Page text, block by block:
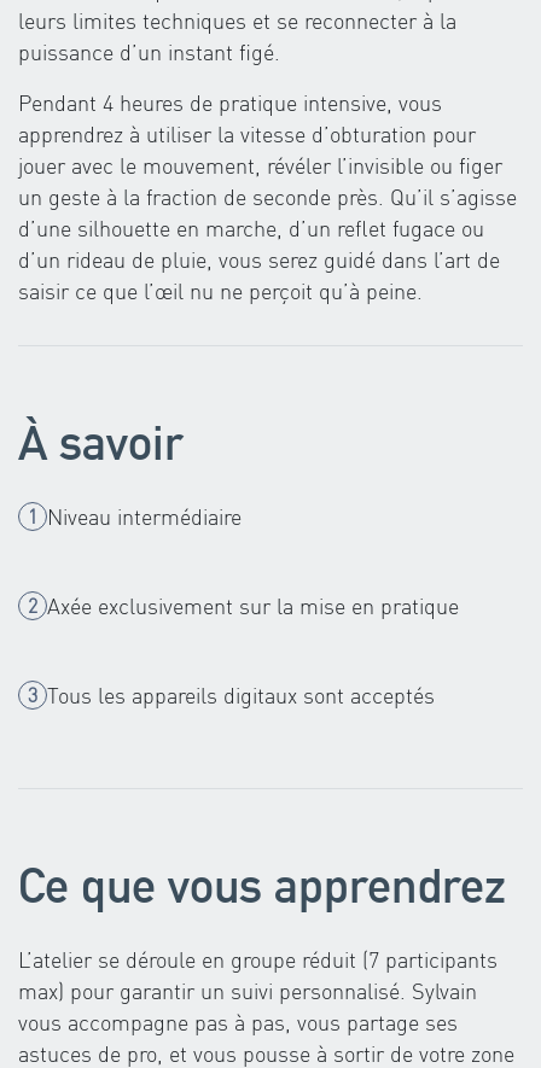
leurs limites techniques et se reconnecter à la
puissance d’un instant figé.
Pendant 4 heures de pratique intensive, vous
apprendrez à utiliser la vitesse d’obturation pour
jouer avec le mouvement, révéler l’invisible ou figer
un geste à la fraction de seconde près. Qu’il s’agisse
d’une silhouette en marche, d’un reflet fugace ou
d’un rideau de pluie, vous serez guidé dans l’art de
saisir ce que l’œil nu ne perçoit qu’à peine.
À savoir
Niveau intermédiaire
Axée exclusivement sur la mise en pratique
Tous les appareils digitaux sont acceptés
Ce que vous apprendrez
L’atelier se déroule en groupe réduit (7 participants
max) pour garantir un suivi personnalisé. Sylvain
vous accompagne pas à pas, vous partage ses
astuces de pro, et vous pousse à sortir de votre zone